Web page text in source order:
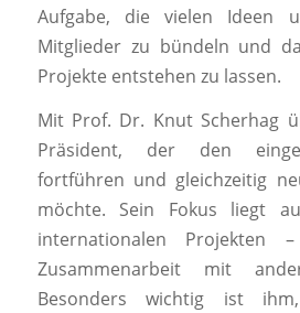
Aufgabe, die vielen Ideen
Mitglieder zu bündeln und
Projekte entstehen zu lassen.
Mit Prof. Dr. Knut Scherhag
Präsident, der den
fortführen und gleichzeitig
möchte. Sein Fokus liegt
internationalen Projekten
Zusammenarbeit mit
Besonders wichtig ist